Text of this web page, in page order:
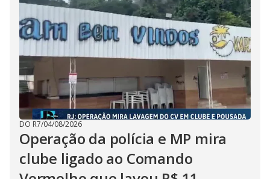
DO R7/04/08/2026
Operação da polícia e MP mira
clube ligado ao Comando